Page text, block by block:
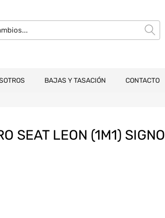
BAJAS Y TASACIÓN CONTACTO
SEAT LEON (1M1) SIGNO